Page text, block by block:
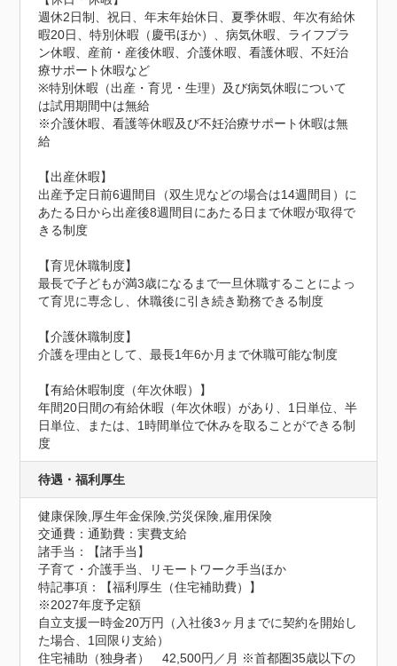
週休2日制、祝日、年末年始休日、夏季休暇、年次有給休
暇20日、特別休暇（慶弔ほか）、病気休暇、ライフプラ
ン休暇、産前・産後休暇、介護休暇、看護休暇、不妊治
療サポート休暇など
※特別休暇（出産・育児・生理）及び病気休暇について
は試用期間中は無給
※介護休暇、看護等休暇及び不妊治療サポート休暇は無
給
【出産休暇】
出産予定日前6週間目（双生児などの場合は14週間目）に
あたる日から出産後8週間目にあたる日まで休暇が取得で
きる制度
【育児休職制度】
最長で子どもが満3歳になるまで一旦休職することによっ
て育児に専念し、休職後に引き続き勤務できる制度
【介護休職制度】
介護を理由として、最長1年6か月まで休職可能な制度
【有給休暇制度（年次休暇）】
年間20日間の有給休暇（年次休暇）があり、1日単位、半
日単位、または、1時間単位で休みを取ることができる制
度
待遇・福利厚生
健康保険,厚生年金保険,労災保険,雇用保険
交通費：通勤費：実費支給
諸手当：【諸手当】
子育て・介護手当、リモートワーク手当ほか
特記事項：【福利厚生（住宅補助費）】
※2027年度予定額
自立支援一時金20万円（入社後3ヶ月までに契約を開始し
た場合、1回限り支給）
住宅補助（独身者）　42,500円／月 ※首都圏35歳以下の